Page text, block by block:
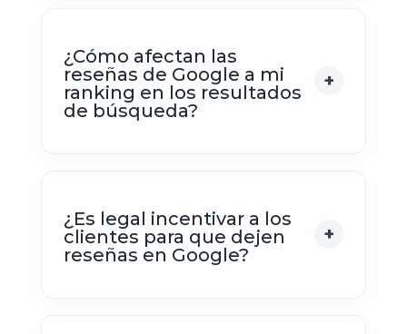
¿Cómo afectan las
reseñas de Google a mi
ranking en los resultados
de búsqueda?
¿Es legal incentivar a los
clientes para que dejen
reseñas en Google?